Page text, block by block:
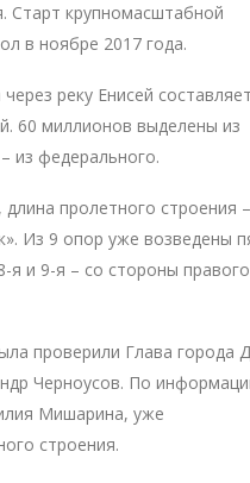
Старт крупномасштабной
в ноябре 2017 года.
реку Енисей составляет
60 миллионов выделены из
из федерального.
пролетного строения –
Из 9 опор уже возведены
я и 9-я – со стороны правого
проверили Глава города
Черноусов. По
Мишарина, уже
строения.